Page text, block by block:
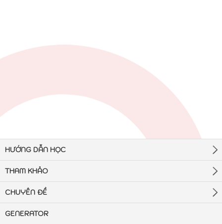
HƯỚNG DẪN HỌC
THAM KHẢO
CHUYÊN ĐỀ
GENERATOR